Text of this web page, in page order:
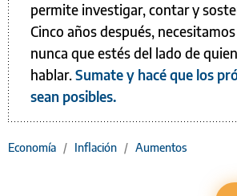
permite investigar, contar y
Cinco años después,
nunca que estés del lado de
hablar.Sumate y hacé que los
sean posibles.
Economía / Inflación / Aumentos